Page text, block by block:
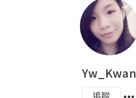
Yw_Kwan
追蹤